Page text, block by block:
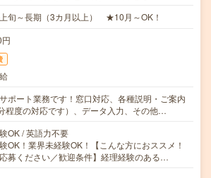
旬～長期（3カ月以上） ★10月～OK！
ポート業務です！窓口対応、各種説明・ご案内
程度の対応です）、データ入力、その他…
OK / 英語力不要
OK！業界未経験OK！【こんな方におススメ！
募ください／歓迎条件】経理経験のある…